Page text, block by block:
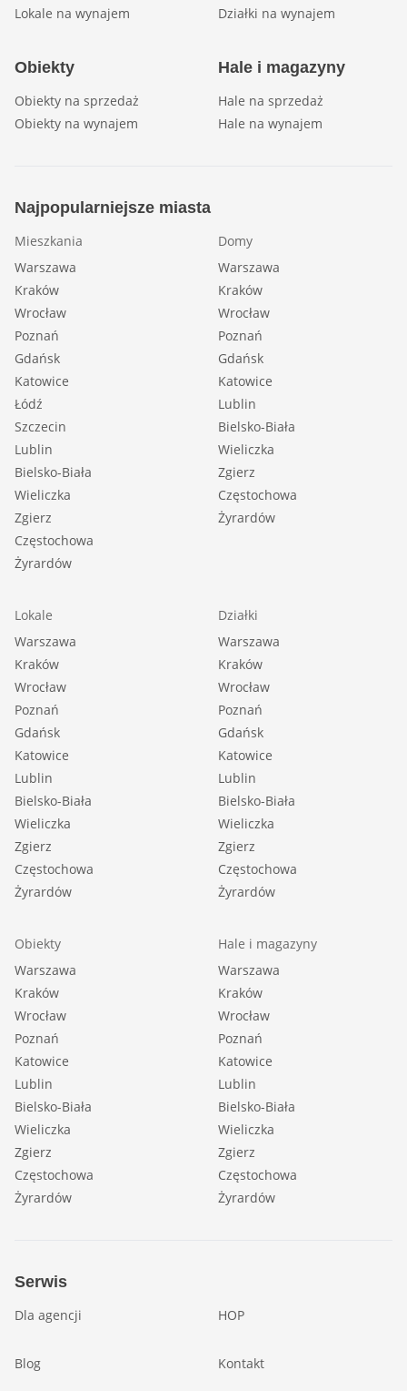
Lokale na wynajem
Działki na wynajem
Obiekty
Obiekty na sprzedaż
Obiekty na wynajem
Hale i magazyny
Hale na sprzedaż
Hale na wynajem
Najpopularniejsze miasta
Mieszkania
Warszawa
Kraków
Wrocław
Poznań
Gdańsk
Katowice
Łódź
Szczecin
Lublin
Bielsko-Biała
Wieliczka
Zgierz
Częstochowa
Żyrardów
Domy
Warszawa
Kraków
Wrocław
Poznań
Gdańsk
Katowice
Lublin
Bielsko-Biała
Wieliczka
Zgierz
Częstochowa
Żyrardów
Lokale
Warszawa
Kraków
Wrocław
Poznań
Gdańsk
Katowice
Lublin
Bielsko-Biała
Wieliczka
Zgierz
Częstochowa
Żyrardów
Działki
Warszawa
Kraków
Wrocław
Poznań
Gdańsk
Katowice
Lublin
Bielsko-Biała
Wieliczka
Zgierz
Częstochowa
Żyrardów
Obiekty
Warszawa
Kraków
Wrocław
Poznań
Katowice
Lublin
Bielsko-Biała
Wieliczka
Zgierz
Częstochowa
Żyrardów
Hale i magazyny
Warszawa
Kraków
Wrocław
Poznań
Katowice
Lublin
Bielsko-Biała
Wieliczka
Zgierz
Częstochowa
Żyrardów
Serwis
Dla agencji HOP
Blog Kontakt